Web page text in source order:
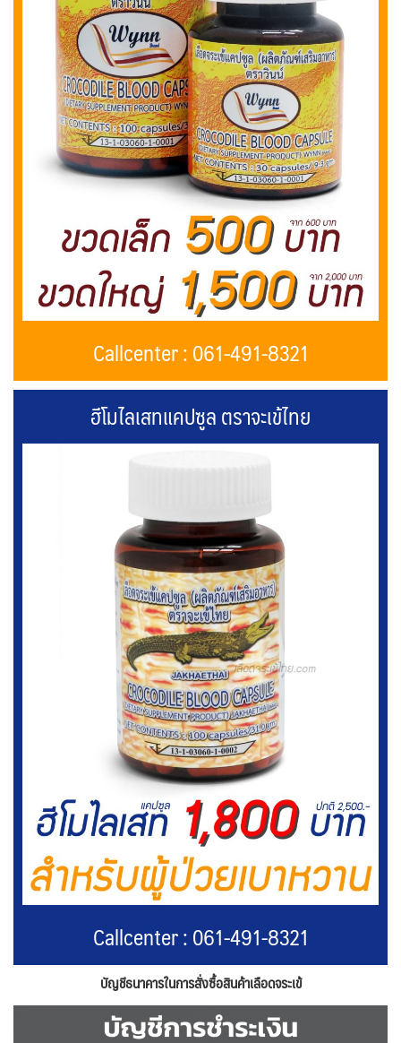
Callcenter : 061-491-8321
ฮีโมไลเสทแคปซูล ตราจะเข้ไทย
Callcenter : 061-491-8321
บัญชีธนาคารในการสั่งซื้อสินค้าเลือดจระเข้